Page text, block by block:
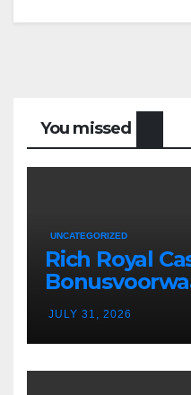
You missed
UNCATEGORIZED
Rich Royal
Bonusregels
JULY 31, 2026